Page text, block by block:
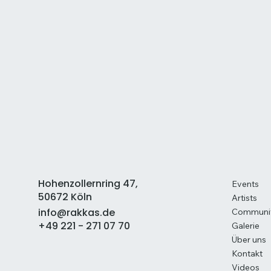
Hohenzollernring 47,
50672 Köln
info@rakkas.de
+49 221 - 271 07 70
Events
Artists
Galerie
Über uns
Kontakt
Videos